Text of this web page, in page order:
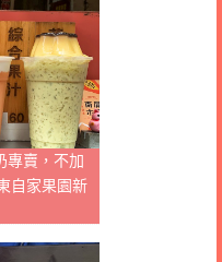
專賣，不加
自家果園新